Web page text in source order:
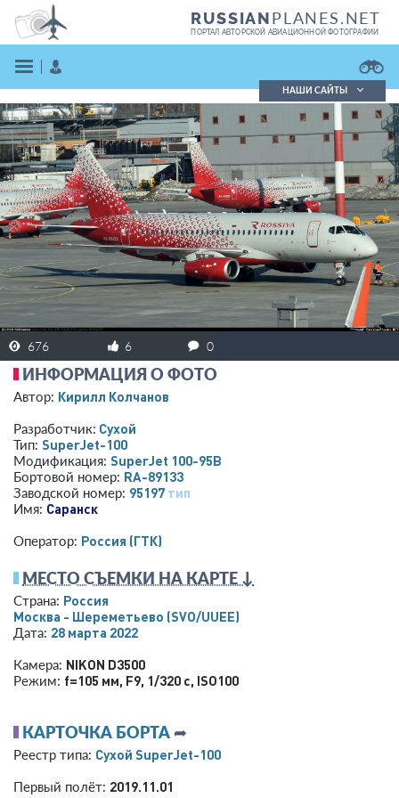
RUSSIANPLANES.NET
ПОРТАЛ АВТОРСКОЙ АВИАЦИОННОЙ ФОТОГРАФИИ
ВОЙТИ
ЗАРЕГИСТРИРОВАТЬСЯ
Поиск фотографий
Поиск в реестре
Кратко
НАШИ САЙТЫ
676 6 0
ИНФОРМАЦИЯ О ФОТО
Автор: Кирилл Колчанов
Разработчик: Сухой
Тип: SuperJet-100
Модификация: SuperJet 100-95B
Бортовой номер: RA-89133
Заводской номер: 95197 тип
Имя: Саранск
Оператор: Россия (ГТК)
МЕСТО СЪЕМКИ НА КАРТЕ ↓
Страна: Россия
Москва - Шереметьево (SVO/UUEE)
Дата: 28 марта 2022
Камера: NIKON D3500
Режим: f=105 мм, F9, 1/320 с, ISO100
КАРТОЧКА БОРТА ➦
Реестр типа: Сухой SuperJet-100
Первый полёт: 2019.11.01